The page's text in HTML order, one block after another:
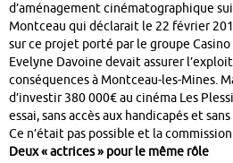
d’aménagement cinématographique
Montceau qui déclarait le 22 février
sur ce projet porté par le groupe
Evelyne Davoine devait assurer
conséquences à Montceau-les-Mines.
d’investir 380 000€ au cinéma Les
essai, sans accès aux handicapés et
Ce n’était pas possible et la
Deux « actrices » pour le même rôle